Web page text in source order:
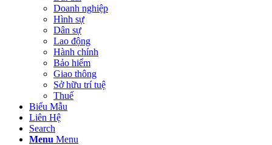
Doanh nghiệp
Hình sự
Dân sự
Lao động
Hành chính
Bảo hiểm
Giao thông
Sở hữu trí tuệ
Thuế
Biểu Mẫu
Liên Hệ
Search
Menu Menu